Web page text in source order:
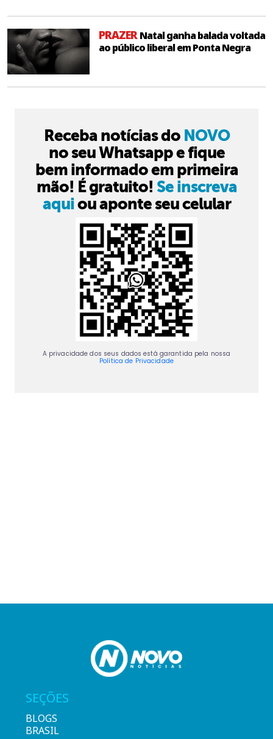
PRAZER Natal ganha balada voltada
ao público liberal em Ponta Negra
Receba notícias do NOVO
no seu Whatsapp e fique
bem informado em primeira
mão! É gratuito! Se inscreva
aquiou aponte seu celular
A privacidade dos seus dados está garantida pela nossa
Política de Privacidade
SEÇÕES
BLOGS
BRASIL